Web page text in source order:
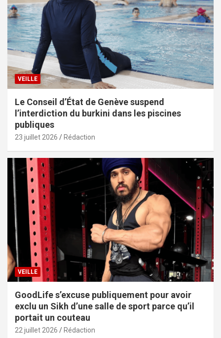
VEILLE
Le Conseil d’État de Genève suspend
l’interdiction du burkini dans les piscines
publiques
23 juillet 2026 Rédaction
VEILLE
GoodLife s’excuse publiquement pour avoir
exclu un Sikh d’une salle de sport parce qu’il
portait un couteau
22 juillet 2026 Rédaction